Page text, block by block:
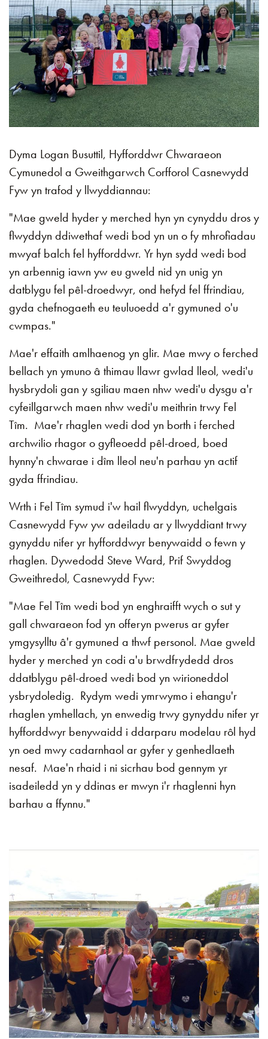
Dyma Logan Busuttil, Hyfforddwr Chwaraeon
Cymunedol a Gweithgarwch Corfforol Casnewydd
Fyw yn trafod y llwyddiannau:
"Mae gweld hyder y merched hyn yn cynyddu dros y
flwyddyn ddiwethaf wedi bod yn un o fy mhrofiadau
mwyaf balch fel hyfforddwr. Yr hyn sydd wedi bod
yn arbennig iawn yw eu gweld nid yn unig yn
datblygu fel pêl-droedwyr, ond hefyd fel ffrindiau,
gyda chefnogaeth eu teuluoedd a'r gymuned o'u
cwmpas."
Mae'r effaith amlhaenog yn glir. Mae mwy o ferched
bellach yn ymuno â thimau llawr gwlad lleol, wedi'u
hysbrydoli gan y sgiliau maen nhw wedi'u dysgu a'r
cyfeillgarwch maen nhw wedi'u meithrin trwy Fel
Tîm. Mae'r rhaglen wedi dod yn borth i ferched
archwilio rhagor o gyfleoedd pêl-droed, boed
hynny'n chwarae i dîm lleol neu'n parhau yn actif
gyda ffrindiau.
Wrth i Fel Tîm symud i'w hail flwyddyn, uchelgais
Casnewydd Fyw yw adeiladu ar y llwyddiant trwy
gynyddu nifer yr hyfforddwyr benywaidd o fewn y
rhaglen. Dywedodd Steve Ward, Prif Swyddog
Gweithredol, Casnewydd Fyw:
"Mae Fel Tîm wedi bod yn enghraifft wych o sut y
gall chwaraeon fod yn offeryn pwerus ar gyfer
ymgysylltu â'r gymuned a thwf personol. Mae gweld
hyder y merched yn codi a'u brwdfrydedd dros
ddatblygu pêl-droed wedi bod yn wirioneddol
ysbrydoledig. Rydym wedi ymrwymo i ehangu'r
rhaglen ymhellach, yn enwedig trwy gynyddu nifer yr
hyfforddwyr benywaidd i ddarparu modelau rôl hyd
yn oed mwy cadarnhaol ar gyfer y genhedlaeth
nesaf. Mae'n rhaid i ni sicrhau bod gennym yr
isadeiledd yn y ddinas er mwyn i'r rhaglenni hyn
barhau a ffynnu."